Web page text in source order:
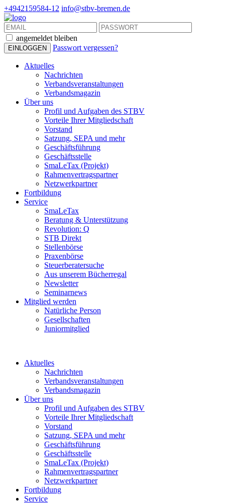
+4942159584-12 info@stbv-bremen.de
angemeldet bleiben
Passwort vergessen?
Aktuelles
Nachrichten
Verbandsveranstaltungen
Verbandsmagazin
Über uns
Profil und Aufgaben des STBV
Vorteile Ihrer Mitgliedschaft
Vorstand
Satzung, SEPA und mehr
Geschäftsführung
Geschäftsstelle
SmaLeTax (Projekt)
Rahmenvertragspartner
Netzwerkpartner
Fortbildung
Service
SmaLeTax
Beratung & Unterstützung
Revolution: Q
STB Direkt
Stellenbörse
Praxenbörse
Steuerberatersuche
Aus unserem Bücherregal
Newsletter
Seminarnews
Mitglied werden
Natürliche Person
Gesellschaften
Juniormitglied
Aktuelles
Nachrichten
Verbandsveranstaltungen
Verbandsmagazin
Über uns
Profil und Aufgaben des STBV
Vorteile Ihrer Mitgliedschaft
Vorstand
Satzung, SEPA und mehr
Geschäftsführung
Geschäftsstelle
SmaLeTax (Projekt)
Rahmenvertragspartner
Netzwerkpartner
Fortbildung
Service